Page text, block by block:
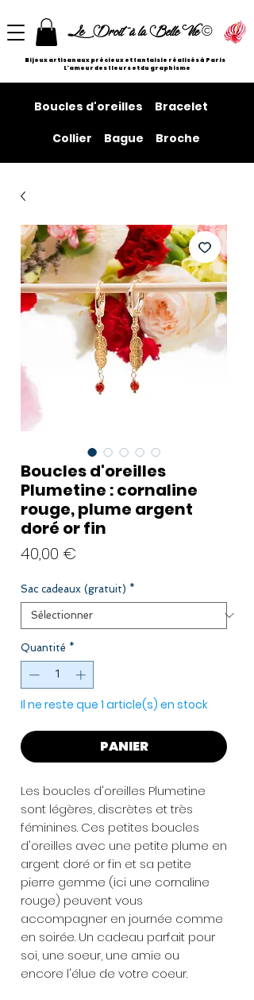
Le Droit à la Belle Vie©
Bijoux artisanaux précieux et fantaisie réalisés à Paris
L'amour des fleurs et du graphisme
Boucles d'oreilles
Bracelet
Collier
Bague Broche
Boucles d'oreilles
Plumetine : cornaline
rouge, plume argent
doré or fin
40,00 €
Sac cadeaux (gratuit) *
Quantité *
Il ne reste que 1 article(s) en stock
PANIER
Les boucles d'oreilles Plumetine
sont légères, discrètes et très
féminines. Ces petites boucles
d'oreilles avec une petite plume en
argent doré or fin et sa petite
pierre gemme (ici une cornaline
rouge) peuvent vous
accompagner en journée comme
en soirée. Un cadeau parfait pour
soi, une soeur, une amie ou
encore l'élue de votre coeur.